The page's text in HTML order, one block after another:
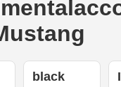
black